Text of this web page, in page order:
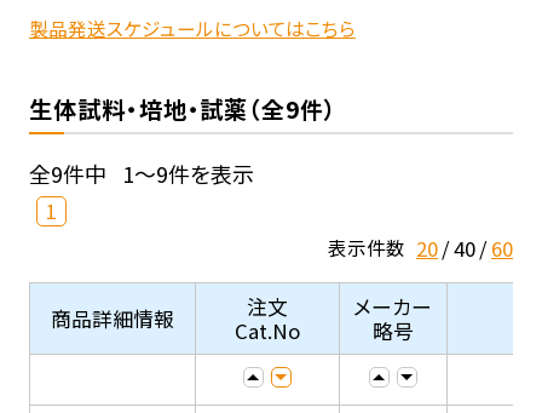
製品発送スケジュールについてはこちら
生体試料・培地・試薬（全9件）
全9件中 1～9件を表示
1
表示件数 20 40 60
商品詳細情報
注文
Cat.No
メーカー
略号